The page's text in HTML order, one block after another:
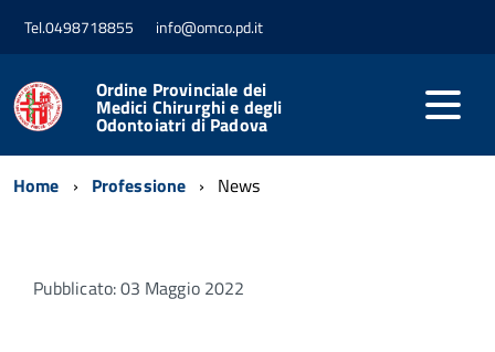
Tel.0498718855 info@omco.pd.it
Ordine Provinciale dei
Medici Chirurghi e degli
Odontoiatri di Padova
Home Professione News
Pubblicato: 03 Maggio 2022